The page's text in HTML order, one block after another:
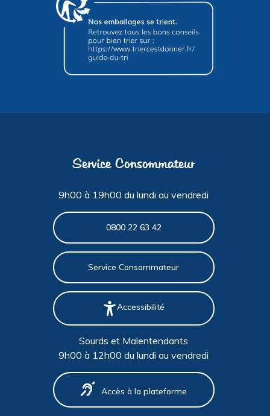
Service Consommateur
9h00 à 19h00 du lundi au vendredi
0800 22 63 42
Service Consommateur
Accessibilité
Sourds et Malentendants
9h00 à 12h00 du lundi au vendredi
Accès à la plateforme